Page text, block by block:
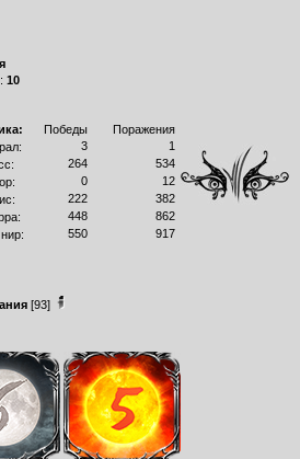
10
Победы
Поражения
3
1
264
534
0
12
222
382
448
862
550 917
[93]